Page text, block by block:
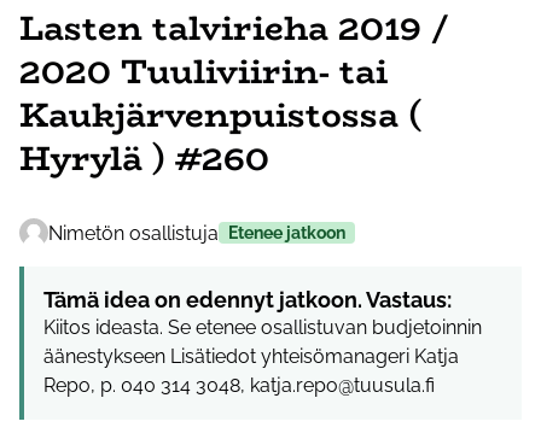
Lasten talvirieha 2019 /
2020 Tuuliviirin- tai
Kaukjärvenpuistossa (
Hyrylä ) #260
Nimetön osallistuja Etenee jatkoon
Tämä idea on edennyt jatkoon. Vastaus:
Kiitos ideasta. Se etenee osallistuvan budjetoinnin
äänestykseen Lisätiedot yhteisömanageri Katja
Repo, p. 040 314 3048, katja.repo@tuusula.fi